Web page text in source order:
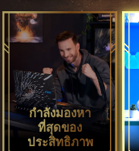
กำลังมองหา
ที่สุดของ
ประสิทธิภาพ